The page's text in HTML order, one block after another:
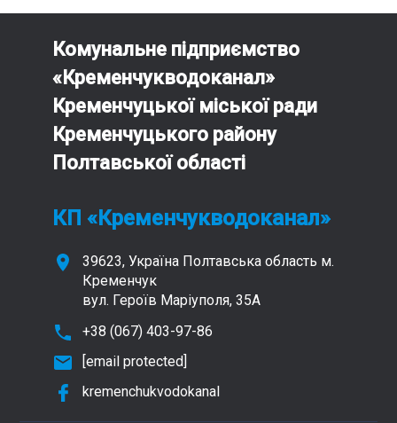
Комунальне підприємство
«Кременчукводоканал»
Кременчуцької міської ради
Кременчуцького району
Полтавської області
КП «Кременчукводоканал»
39623, Україна Полтавська область м.
Кременчук
вул. Героїв Маріуполя, 35А
+38 (067) 403-97-86
[email protected]
kremenchukvodokanal